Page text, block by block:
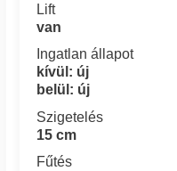
Lift
van
Ingatlan állapot
kívül: új
belül: új
Szigetelés
15 cm
Fűtés